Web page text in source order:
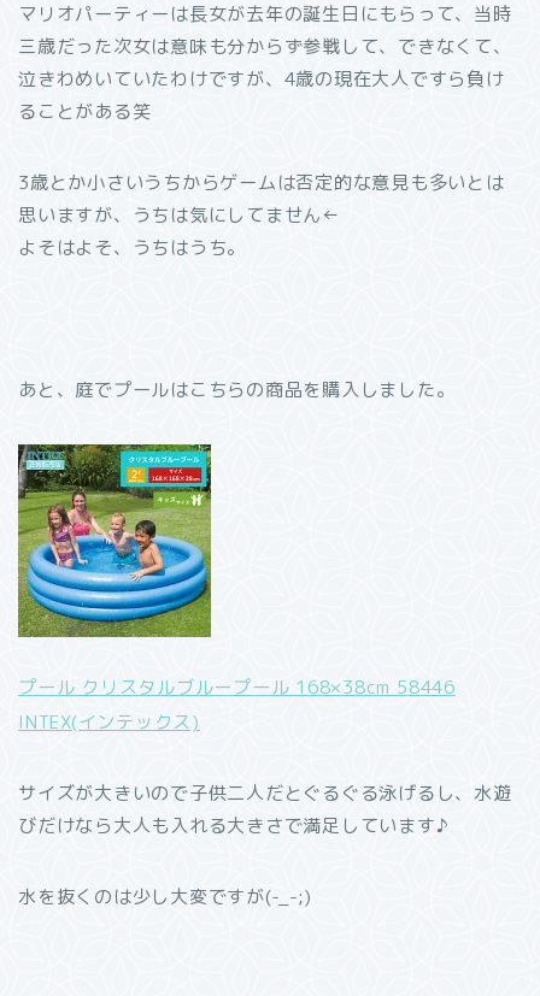
マリオパーティーは長女が去年の誕生日にもらって、当時
三歳だった次女は意味も分からず参戦して、できなくて、
泣きわめいていたわけですが、4歳の現在大人ですら負け
ることがある笑
3歳とか小さいうちからゲームは否定的な意見も多いとは
思いますが、うちは気にしてません←
よそはよそ、うちはうち。
あと、庭でプールはこちらの商品を購入しました。
プール クリスタルブループール 168×38cm 58446
INTEX(インテックス)
サイズが大きいので子供二人だとぐるぐる泳げるし、水遊
びだけなら大人も入れる大きさで満足しています♪
水を抜くのは少し大変ですが(-_-;)